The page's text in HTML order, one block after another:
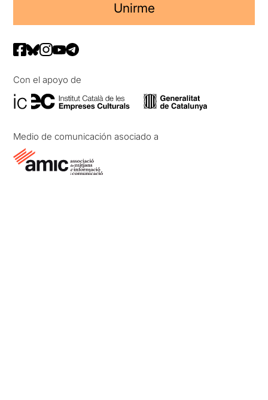
Unirme
Con el apoyo de
Medio de comunicación asociado a